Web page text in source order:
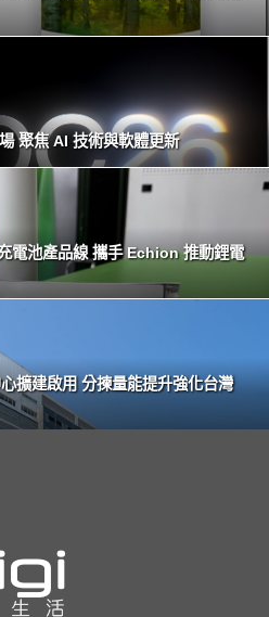
聚焦 AI 技術與軟體更新
電池產品線 攜手 Echion 推動鋰電
擴建啟用 分揀量能提升強化台灣